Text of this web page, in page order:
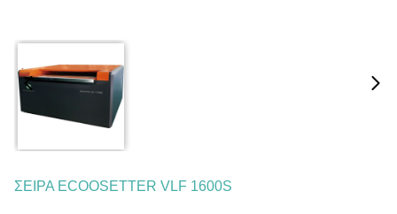
ΣΕΙΡΑ ECOOSETTER VLF 1600S